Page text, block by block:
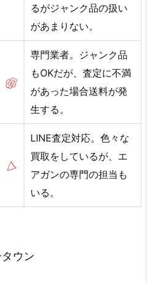
るがジャンク品の扱い
があまりない。
専門業者。ジャンク品
もOKだが、査定に不満
があった場合送料が発
生する。
LINE査定対応。色々な
買取をしているが、エ
アガンの専門の担当も
いる。
ウン